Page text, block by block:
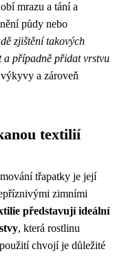
mrazu a tání a
půdy nebo
zjištění takových
a případně přidat vrstvu
a zároveň
textilií
třapatky je její
zimními
představují ideální
, která rostlinu
chvojí je důležité